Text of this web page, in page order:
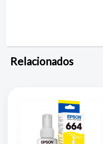
Relacionados